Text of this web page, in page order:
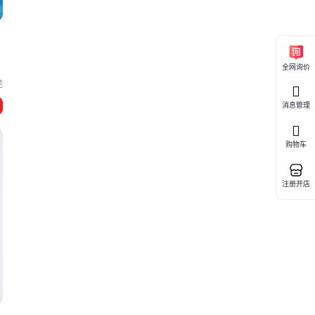
全网询价
消息管理
购物车
注册开店